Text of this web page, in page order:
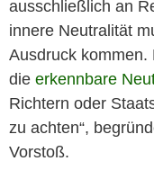
ausschließlich an
innere Neutralität
Ausdruck kommen.
die erkennbare
Richtern oder
zu achten“,
Vorstoß.